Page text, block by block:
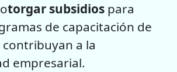
torgar subsidios para
de capacitación de
a la
empresarial.